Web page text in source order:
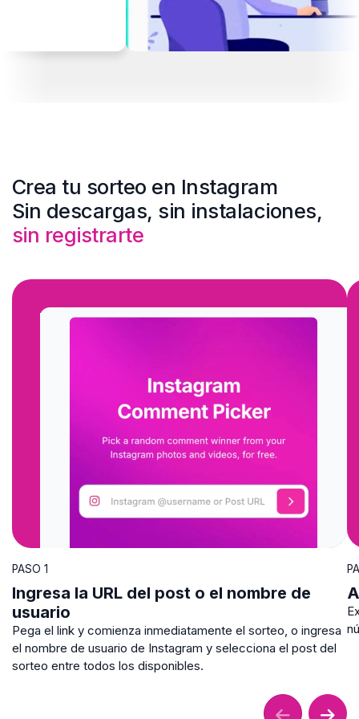
Crea tu sorteo en Instagram
Sin descargas, sin instalaciones,
sin registrarte
PASO 1
Ingresa la URL del post o el nombre de
usuario
Pega el link y comienza inmediatamente el sorteo, o ingresa
el nombre de usuario de Instagram y selecciona el post del
sorteo entre todos los disponibles.